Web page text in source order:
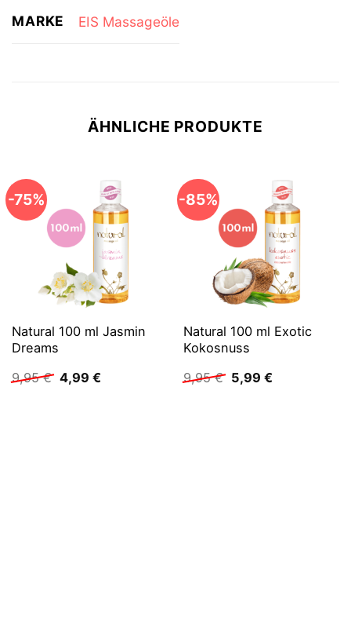
MARKE EIS Massageöle
ÄHNLICHE PRODUKTE
-75%
Natural 100 ml Jasmin
Dreams
9,95€ Ursprünglicher
Preis
4,99 €Aktueller
-85%
Natural 100 ml Exotic
Kokosnuss
9,95€ Ursprünglicher
Preis
5,99 €Aktueller